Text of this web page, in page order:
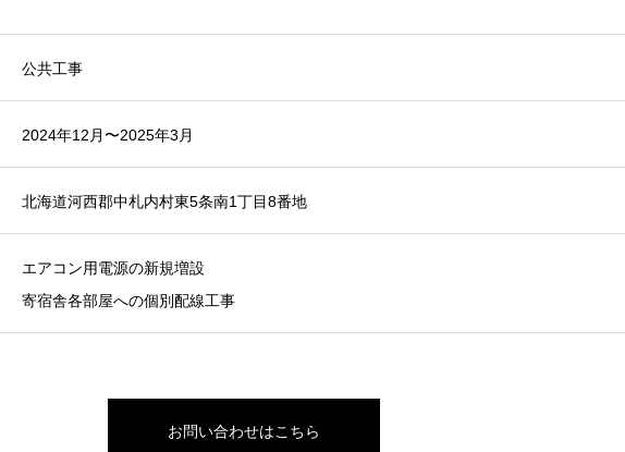
公共工事
2024年12月〜2025年3月
北海道河西郡中札内村東5条南1丁目8番地
エアコン用電源の新規増設
寄宿舎各部屋への個別配線工事
お問い合わせはこちら